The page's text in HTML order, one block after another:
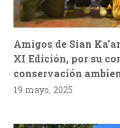
Amigos de Sian
XI Edición, por su
conservación
19 mayo, 2025